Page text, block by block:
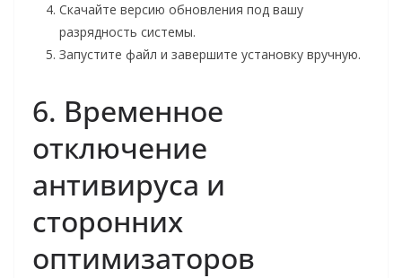
Скачайте версию обновления под вашу
разрядность системы.
Запустите файл и завершите установку вручную.
6. Временное
отключение
антивируса и
сторонних
оптимизаторов